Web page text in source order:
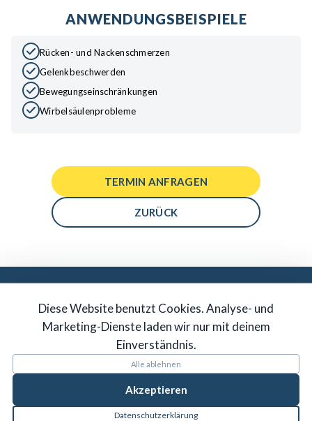
ANWENDUNGSBEISPIELE
Rücken- und Nackenschmerzen
Gelenkbeschwerden
Bewegungseinschränkungen
Wirbelsäulenprobleme
TERMIN ANFRAGEN
ZURÜCK
JETZT BEWERBEN
Diese Website benutzt Cookies. Analyse- und
Marketing-Dienste laden wir nur mit deinem
Einverständnis.
Alle ablehnen
Akzeptieren
Datenschutzerklärung